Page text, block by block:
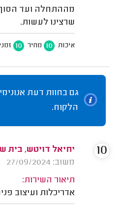
מההתחלה ועד הסוף
שרצינו לעשות.
איכות 10 מחיר 10
גם בחוות דעת
הלקוח.
יחיאל דויטש, בית
משוב: 27/09/2024
תיאור השירות:
אדריכלות ועיצוב
10